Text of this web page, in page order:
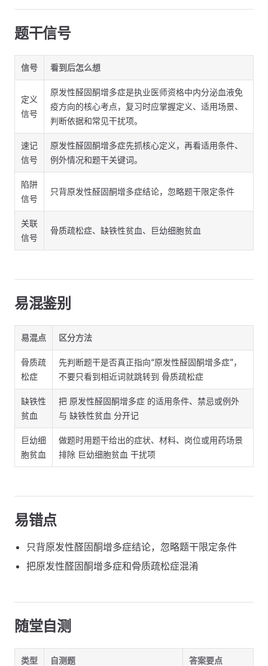
题干信号
信号 看到后怎么想
定义
信号
原发性醛固酮增多症是执业医师资格中内分泌血液免
疫方向的核心考点，复习时应掌握定义、适用场景、
判断依据和常见干扰项。
速记
信号
原发性醛固酮增多症先抓核心定义，再看适用条件、
例外情况和题干关键词。
陷阱
信号
只背原发性醛固酮增多症结论，忽略题干限定条件
关联
信号
骨质疏松症、缺铁性贫血、巨幼细胞贫血
易混鉴别
易混点 区分方法
骨质疏
松症
先判断题干是否真正指向“原发性醛固酮增多症”，
不要只看到相近词就跳转到 骨质疏松症
缺铁性
贫血
把 原发性醛固酮增多症 的适用条件、禁忌或例外
与 缺铁性贫血 分开记
巨幼细
胞贫血
做题时用题干给出的症状、材料、岗位或用药场景
排除 巨幼细胞贫血 干扰项
易错点
只背原发性醛固酮增多症结论，忽略题干限定条件
把原发性醛固酮增多症和骨质疏松症混淆
随堂自测
类型 自测题 答案要点